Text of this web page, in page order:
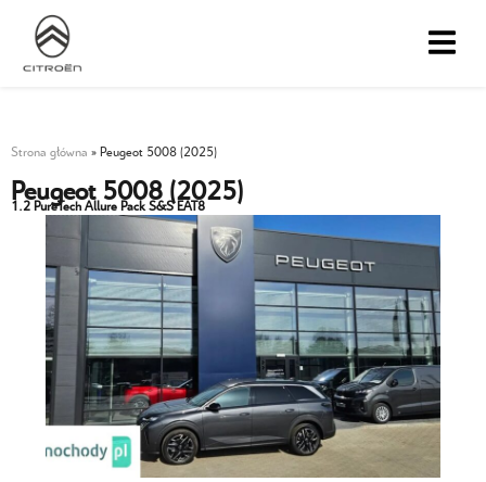
Strona główna »Peugeot 5008 (2025)
Peugeot 5008 (2025)
1.2 PureTech Allure Pack S&S EAT8